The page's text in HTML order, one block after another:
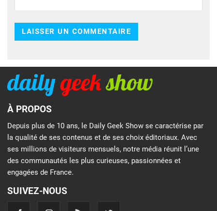
À PROPOS
Depuis plus de 10 ans, le Daily Geek Show se caractérise par
la qualité de ses contenus et de ses choix éditoriaux. Avec
ses millions de visiteurs mensuels, notre média réunit l’une
des communautés les plus curieuses, passionnées et
engagées de France.
SUIVEZ-NOUS